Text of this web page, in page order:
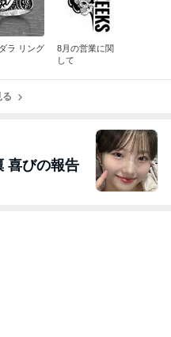
ラ リング
8月の営業に関
して
る
喜びの報告